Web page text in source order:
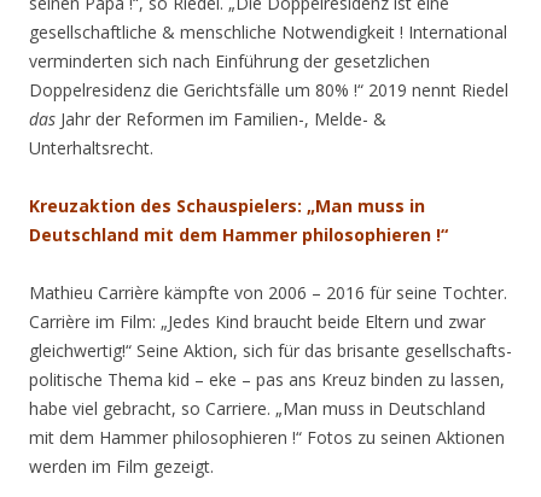
gesellschaftliche & menschliche Notwendigkeit ! International
verminderten sich nach Einführung der gesetzlichen
Doppelresidenz die Gerichtsfälle um 80% !“ 2019 nennt Riedel
das Jahr der Reformen im Familien-, Melde- &
Unterhaltsrecht.
Kreuzaktion des Schauspielers: „Man muss in
Deutschland mit dem Hammer philosophieren !“
Mathieu Carrière kämpfte von 2006 – 2016 für seine Tochter.
Carrière im Film: „Jedes Kind braucht beide Eltern und zwar
gleichwertig!“ Seine Aktion, sich für das brisante gesellschafts-
politische Thema kid – eke – pas ans Kreuz binden zu lassen,
habe viel gebracht, so Carriere. „Man muss in Deutschland
mit dem Hammer philosophieren !“ Fotos zu seinen Aktionen
werden im Film gezeigt.